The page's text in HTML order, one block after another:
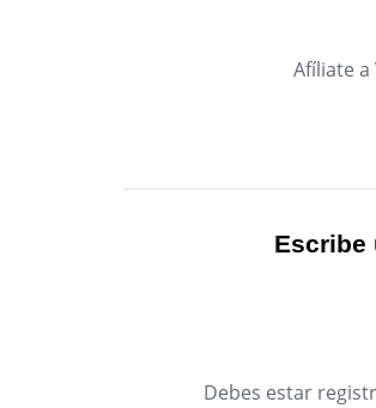
Afíliate
Escribe
Debes estar